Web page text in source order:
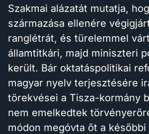
Szakmai alázatát mutatja,
származása ellenére
ranglétrát, és türelemmel
államtitkári, majd miniszteri
került. Bár oktatáspolitikai
magyar nyelv terjesztésére
törekvései a Tisza-kormány
nem emelkedtek
módon megóvta őt a későbbi